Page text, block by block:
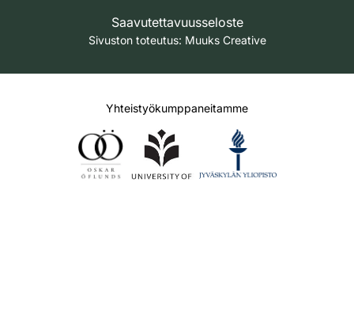
Saavutettavuusseloste
Sivuston toteutus: Muuks Creative
Yhteistyökumppaneitamme